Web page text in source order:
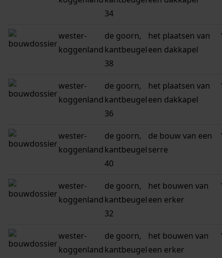
34
wester-
koggenland
de goorn,
kantbeugel
38
het plaatsen van
een dakkapel
wester-
koggenland
de goorn,
kantbeugel
36
het plaatsen van
een dakkapel
wester-
koggenland
de goorn,
kantbeugel
40
de bouw van een
serre
wester-
koggenland
de goorn,
kantbeugel
32
het bouwen van
een erker
wester-
koggenland
de goorn,
kantbeugel
het bouwen van
een erker